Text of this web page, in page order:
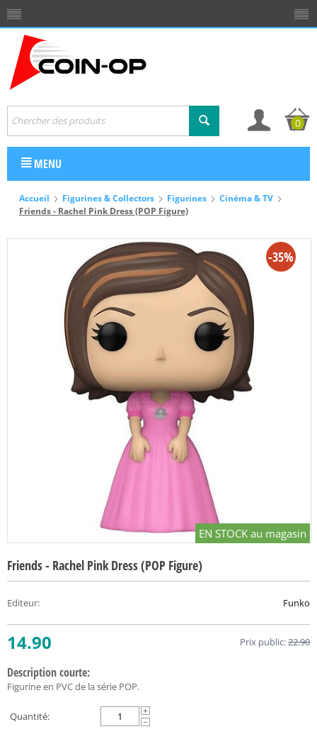
0
MENU
Accueil Figurines & Collectors Figurines
Cinéma & TV
Friends - Rachel Pink Dress (POP Figure)
-35%
EN STOCK au magasin
Friends - Rachel Pink Dress (POP Figure)
Editeur: Funko
14.90 Prix public:22.90
Description courte:
Figurine en PVC de la série POP.
Quantité:
+
−